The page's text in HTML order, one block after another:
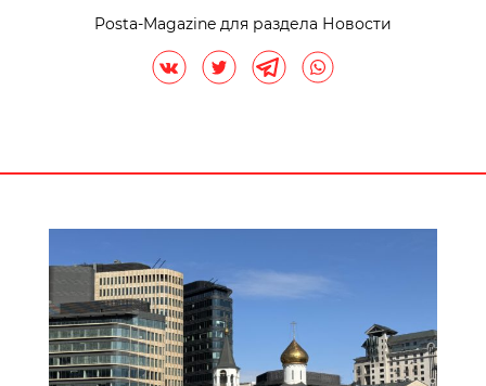
Posta-Magazine для раздела Новости